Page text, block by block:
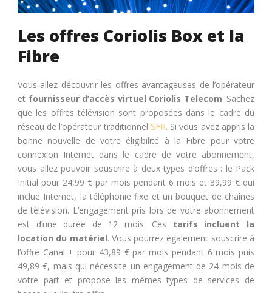
Les offres Coriolis Box et la
Fibre
Vous allez découvrir les offres avantageuses de l’opérateur
et fournisseur d’accès virtuel Coriolis Telecom. Sachez
que les offres télévision sont proposées dans le cadre du
réseau de l’opérateur traditionnel SFR. Si vous avez appris la
bonne nouvelle de votre éligibilité à la Fibre pour votre
connexion Internet dans le cadre de votre abonnement,
vous allez pouvoir souscrire à deux types d’offres : le Pack
Initial pour 24,99 € par mois pendant 6 mois et 39,99 € qui
inclue Internet, la téléphonie fixe et un bouquet de chaînes
de télévision. L’engagement pris lors de votre abonnement
est d’une durée de 12 mois. Ces tarifs incluent la
location du matériel. Vous pourrez également souscrire à
l’offre Canal + pour 43,89 € par mois pendant 6 mois puis
49,89 €, mais qui nécessite un engagement de 24 mois de
votre part et propose les mêmes types de services de